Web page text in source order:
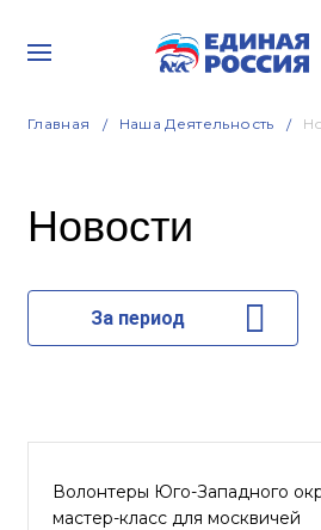
Главная Наша Деятельность
Новости
За период
Волонтеры Юго-Западного
мастер-класс для москвичей